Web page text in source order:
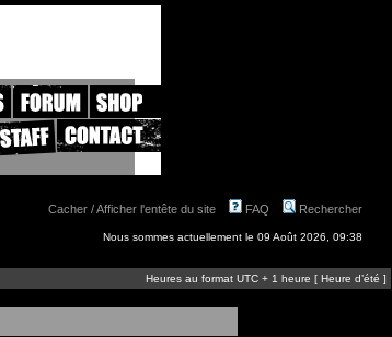
Cacher / Afficher l'entête du site FAQ Rechercher
Nous sommes actuellement le 09 Août 2026, 09:38
Heures au format UTC + 1 heure [ Heure d’été ]